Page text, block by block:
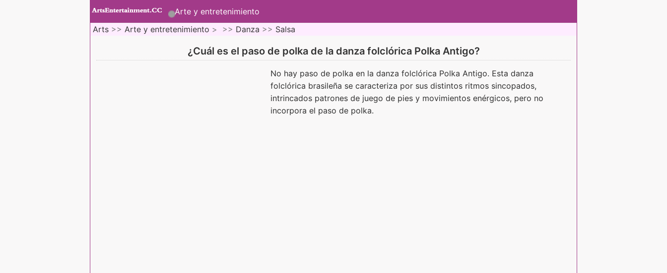
Arte y entretenimiento
Arts >> Arte y entretenimiento > >> Danza >> Salsa
¿Cuál es el paso de polka de la danza folclórica Polka Antigo?
No hay paso de polka en la danza folclórica Polka Antigo. Esta danza
folclórica brasileña se caracteriza por sus distintos ritmos sincopados,
intrincados patrones de juego de pies y movimientos enérgicos, pero no
incorpora el paso de polka.